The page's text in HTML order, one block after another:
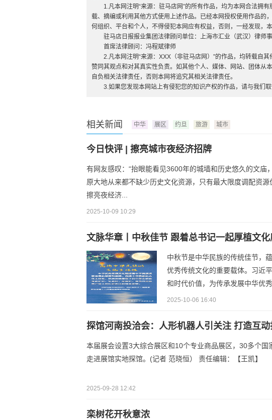
1.凡本网注明“来源：驻马店网”的所有作品，均为本网合法拥
载、摘编或利用其他方式使用上述作品。已经本网授权使用作品的
何组织、平台和个人，不得侵犯本网应有权益，否则，一经发现，
驻马店日报报业集团法律顾问单位：上海市汇业（武汉）律师
首席法律顾问：冯程斌律师
2.凡本网注明“来源：XXX（非驻马店网）”的作品，均转载自
赞同其观点和对其真实性负责。如其他个人、媒体、网站、团体从
自负相关法律责任，否则本网将追究其相关法律责任。
3.如果您发现本网站上有侵犯您的知识产权的作品，请与我们
相关新闻 中华 展区 约旦 旅游 城市
今日快评 | 擦亮城市夜经济招牌
有网友感叹：“抬眼能看见3600年的城墙和历史悠久的文庙
原大地从来都不缺少历史文化资源，只有最大限度调配资
擦亮夜经济...
2025-10-09 10:29
文脉华章丨中秋佳节 跟着总书记一起厚植文化
中秋节是中华民族的传统佳节，
优秀传统文化的重要载体。习近
和时代价值，为传承发展中华优
2025-10-06 16:40
探馆河南投洽会：人形机器人引关注 打造互
本届展会设置3大综合展区和10个专业商品展区，30多个
走进展馆实地探馆。(记者 范晓恒） 责任编辑：【王凯】
2025-09-28 12:42
栾树花开秋意浓